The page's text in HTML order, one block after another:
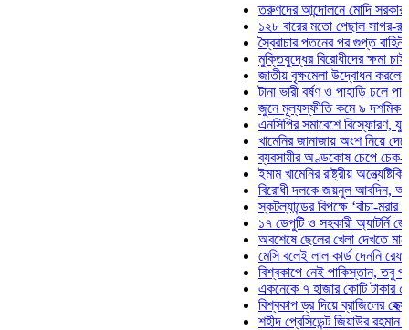
তরুণদের আন্দোলনে মোদি সরকার
১২৮ বারের মতো পেছাল সাগর-রুনি
স্বৈরাচার পতনের পর গুপ্ত বাহিনীর
মুক্তিযুদ্ধের বিরোধীদের ক্ষমা চাইতে
জাতীয় বৃক্ষমেলা উদ্বোধন করলেন
টানা ভারী বর্ষণ ও পাহাড়ি ঢলে
জুনে মূল্যস্ফীতি কমে ৯ দশমিক ১৬
এনসিপির সমাবেশে বিস্ফোরণ,
খামেনির জানাজায় অংশ নিয়ে দেশে
ব্যবসায়ীর অণ্ডকোষ চেপে চেক-
ইমাম খামেনির রাষ্ট্রীয়
বিরোধী দলকে জয়নুল আবদিন,
স্কটল্যান্ডের বিপক্ষে ‘বাঁচা-মরার
১৭ ডেপুটি ও সহকারী অ্যাটর্নি
অবশেষে ছেলের খেলা দেখতে মাঠে
মেসি বলেই লাল কার্ড দেননি রেফারি!
বিশ্বকাপে নেই পাকিস্তান, তবু
একনেকে ৭ হাজার কোটি টাকার ৫
বিশ্বকাপ ড্র দিয়ে ব্রাজিলের হেক্সা
শহীদ প্রেসিডেন্ট জিয়াউর রহমান